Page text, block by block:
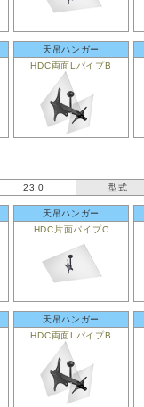
天吊ハンガー
HDC両面LパイプB
23.0 型式
天吊ハンガー
HDC片面パイプC
天吊ハンガー
HDC両面LパイプB